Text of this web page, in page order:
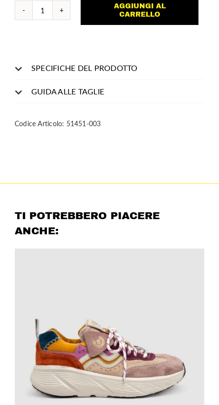
Borg
AGGIUNGI AL
CARRELLO
SPECIFICHE DEL PRODOTTO
GUIDA ALLE TAGLIE
Codice Articolo: 51451-003
TI POTREBBERO PIACERE
ANCHE: